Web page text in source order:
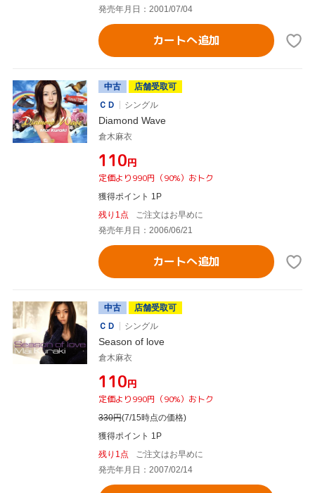
発売年月日：2001/07/04
カートへ追加
中古
店舗受取可
ＣＤ
シングル
Diamond Wave
倉木麻衣
¥110円
定価より990円（90%）おトク
獲得ポイント 1P
残り1点
ご注文はお早めに
発売年月日：2006/06/21
カートへ追加
中古
店舗受取可
ＣＤ
シングル
Season of love
倉木麻衣
¥110円
定価より990円（90%）おトク
330円(7/15時点の価格)
獲得ポイント 1P
残り1点
ご注文はお早めに
発売年月日：2007/02/14